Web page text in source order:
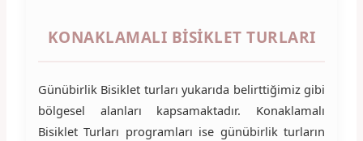
KONAKLAMALI BISIKLET TURLARI
Günübirlik Bisiklet turları yukarıda belirttiğimiz gibi
bölgesel alanları kapsamaktadır. Konaklamalı
Bisiklet Turları programları ise günübirlik turların